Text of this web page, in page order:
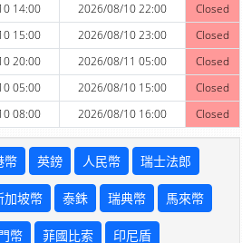
14:00 2026/08/10 22:00
Closed
15:00 2026/08/10 23:00
Closed
20:00 2026/08/11 05:00
Closed
05:00 2026/08/10 15:00
Closed
08:00 2026/08/10 16:00 Closed
幣 英鎊 人民幣 瑞士法郎
加坡幣 泰銖 瑞典幣 馬來幣
幣 菲國比索 印尼盾